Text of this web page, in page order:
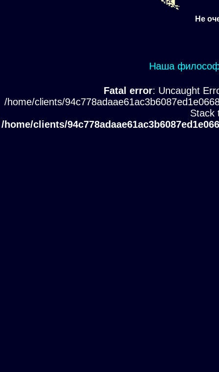
Не
Наша
Fatal error: Uncaught
/home/clients/
Stack
/home/clients/